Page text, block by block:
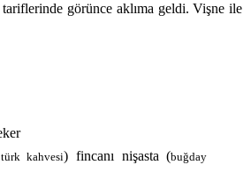
tariflerinde görünce aklıma geldi. Vişne ile
türk kahvesi) fincanı nişasta (buğday